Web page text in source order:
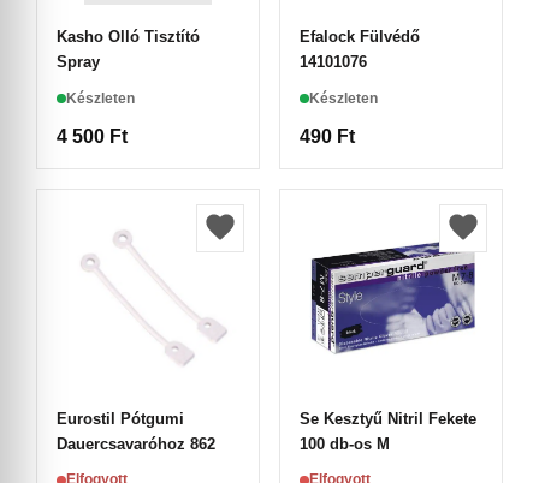
Kasho Olló Tisztító
Spray
Készleten
4 500 Ft
Efalock Fülvédő
14101076
Készleten
490 Ft
Eurostil Pótgumi
Dauercsavaróhoz 862
Elfogyott
Se Kesztyű Nitril Fekete
100 db-os M
Elfogyott